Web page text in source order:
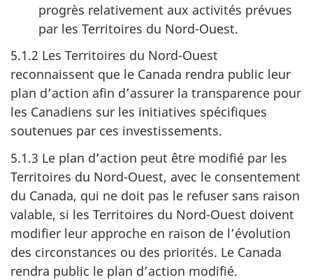
progrès relativement aux activités prévues
par les Territoires du Nord-Ouest.
5.1.2 Les Territoires du Nord-Ouest
reconnaissent que le Canada rendra public leur
plan d’action afin d’assurer la transparence pour
les Canadiens sur les initiatives spécifiques
soutenues par ces investissements.
5.1.3 Le plan d’action peut être modifié par les
Territoires du Nord-Ouest, avec le consentement
du Canada, qui ne doit pas le refuser sans raison
valable, si les Territoires du Nord-Ouest doivent
modifier leur approche en raison de l’évolution
des circonstances ou des priorités. Le Canada
rendra public le plan d’action modifié.